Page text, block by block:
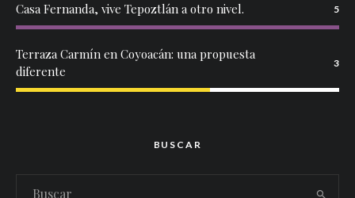
Casa Fernanda, vive Tepoztlán a otro nivel. 5
Terraza Carmín en Coyoacán: una propuesta
diferente
3
BUSCAR